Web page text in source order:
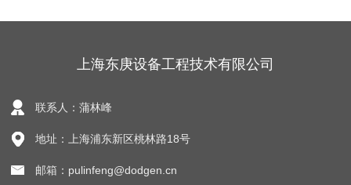
上海东庚设备工程技术有限公司
联系人：蒲林峰
地址：上海浦东新区桃林路18号
邮箱：pulinfeng@dodgen.cn